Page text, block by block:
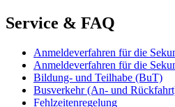
Service & FAQ
Anmeldeverfahren für die
Anmeldeverfahren für die
Bildung- und Teilhabe (BuT)
Busverkehr (An- und
Fehlzeitenregelung